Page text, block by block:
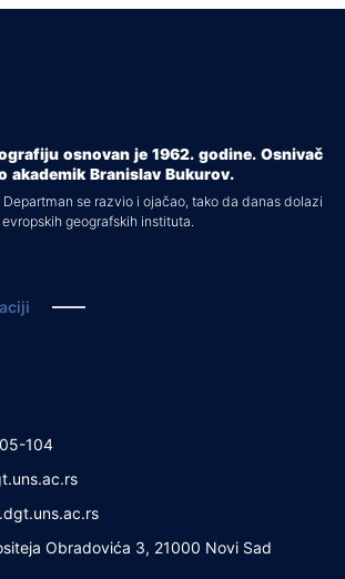
osnovan je 1962. godine. Osnivač
akademik Branislav Bukurov.
se razvio i ojačao, tako da danas dolazi
geografskih instituta.
104
Obradovića 3, 21000 Novi Sad